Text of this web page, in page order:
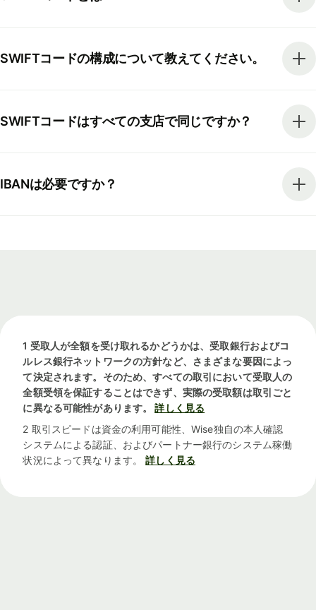
SWIFTコードの構成について教えてください。
SWIFTコードはすべての支店で同じですか？
IBANは必要ですか？
1 受取人が全額を受け取れるかどうかは、受取銀行およびコ
ルレス銀行ネットワークの方針など、さまざまな要因によっ
て決定されます。そのため、すべての取引において受取人の
全額受領を保証することはできず、実際の受取額は取引ごと
に異なる可能性があります。
詳しく見る
2 取引スピードは資金の利用可能性、Wise独自の本人確認
システムによる認証、およびパートナー銀行のシステム稼働
状況によって異なります。
詳しく見る